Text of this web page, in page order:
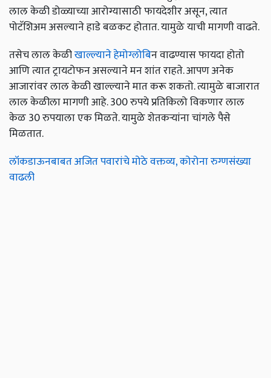
लाल केळी डोळ्याच्या आरोग्यासाठी फायदेशीर असून, त्यात
पोटॅशिअम असल्याने हाडे बळकट होतात. यामुळे याची मागणी वाढते.
तसेच लाल केळीखाल्ल्याने हेमोग्लोबिन वाढण्यास फायदा होतो
आणि त्यात ट्रायटोफन असल्याने मन शांत राहते. आपण अनेक
आजारांवर लाल केळी खाल्ल्याने मात करू शकतो. त्यामुळे बाजारात
लाल केळीला मागणी आहे. 300 रुपये प्रतिकिलो विकणार लाल
केळ 30 रुपयाला एक मिळते. यामुळे शेतकऱ्यांना चांगले पैसे
मिळतात.
लॉकडाऊनबाबत अजित पवारांचे मोठे वक्तव्य, कोरोना रुग्णसंख्या
वाढली